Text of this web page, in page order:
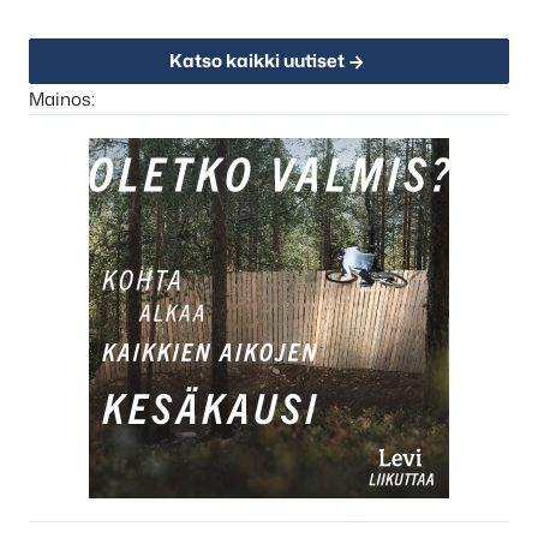
Katso kaikki uutiset
Mainos: